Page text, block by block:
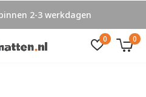
0 0
Niet goed, geld terug